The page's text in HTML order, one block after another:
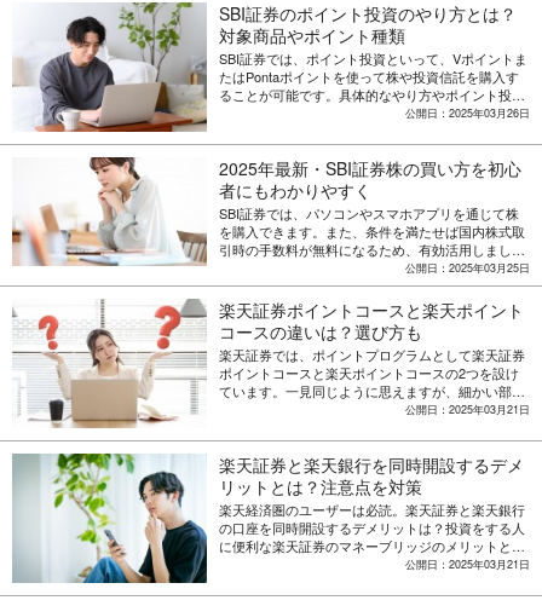
SBI証券のポイント投資のやり方とは？
対象商品やポイント種類
SBI証券では、ポイント投資といって、Vポイントま
たはPontaポイントを使って株や投資信託を購入す
ることが可能です。具体的なやり方やポイント投資
のメリット・デメリットと共に解説します。
公開日：2025年03月26日
2025年最新・SBI証券株の買い方を初心
者にもわかりやすく
SBI証券では、パソコンやスマホアプリを通じて株
を購入できます。また、条件を満たせば国内株式取
引時の手数料が無料になるため、有効活用しましょ
う。この文章では口座開設や株の購入方法について
解説します。
公開日：2025年03月25日
楽天証券ポイントコースと楽天ポイント
コースの違いは？選び方も
楽天証券では、ポイントプログラムとして楽天証券
ポイントコースと楽天ポイントコースの2つを設け
ています。一見同じように思えますが、細かい部分
ではかなり異なるため、メリット・デメリットを中
公開日：2025年03月21日
楽天証券と楽天銀行を同時開設するデメ
リットとは？注意点を対策
楽天経済圏のユーザーは必読。楽天証券と楽天銀行
の口座を同時開設するデメリットは？投資をする人
に便利な楽天証券のマネーブリッジのメリットとデ
メリット、どんな人に適しているかを解説します。
公開日：2025年03月21日